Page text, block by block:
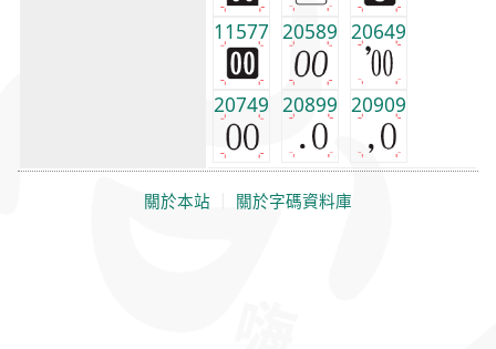
11577 20589 20649
20749 20899 20909
關於本站 關於字碼資料庫